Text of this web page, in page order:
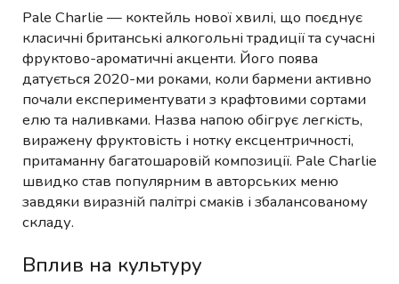
Pale Charlie — коктейль нової хвилі, що поєднує
класичні британські алкогольні традиції та сучасні
фруктово-ароматичні акценти. Його поява
датується 2020-ми роками, коли бармени активно
почали експериментувати з крафтовими сортами
елю та наливками. Назва напою обігрує легкість,
виражену фруктовість і нотку ексцентричності,
притаманну багатошаровій композиції. Pale Charlie
швидко став популярним в авторських меню
завдяки виразній палітрі смаків і збалансованому
складу.
Вплив на культуру